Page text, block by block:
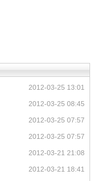
2012-03-25 13:01
2012-03-25 08:45
2012-03-25 07:57
2012-03-25 07:57
2012-03-21 21:08
2012-03-21 18:41